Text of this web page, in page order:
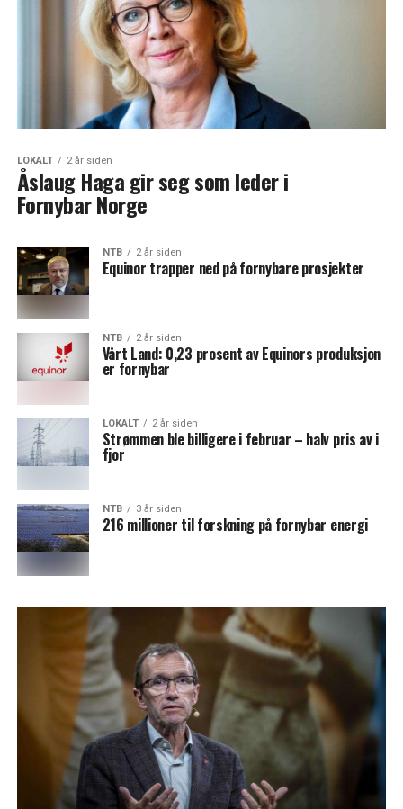
LOKALT 2 år siden
Åslaug Haga gir seg som leder i
Fornybar Norge
NTB 2 år siden
Equinor trapper ned på fornybare prosjekter
NTB 2 år siden
Vårt Land: 0,23 prosent av Equinors produksjon
er fornybar
LOKALT 2 år siden
Strømmen ble billigere i februar – halv pris av i
fjor
NTB 3 år siden
216 millioner til forskning på fornybar energi